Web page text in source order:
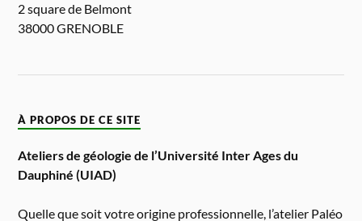
2 square de Belmont
38000 GRENOBLE
À PROPOS DE CE SITE
Ateliers de géologie de l’Université Inter Ages du
Dauphiné (UIAD)
Quelle que soit votre origine professionnelle, l’atelier Paléo